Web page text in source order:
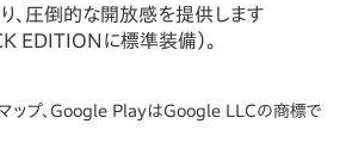
、圧倒的な開放感を提供します
EDITIONに標準装備）。
ップ、Google PlayはGoogle LLCの商標で